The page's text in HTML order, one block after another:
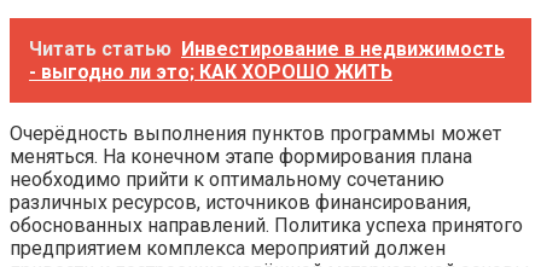
Читать статью Инвестирование в недвижимость
- выгодно ли это; КАК ХОРОШО ЖИТЬ
Очерёдность выполнения пунктов программы может
меняться. На конечном этапе формирования плана
необходимо прийти к оптимальному сочетанию
различных ресурсов, источников финансирования,
обоснованных направлений. Политика успеха принятого
предприятием комплекса мероприятий должен